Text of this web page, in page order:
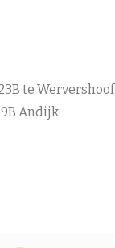
te Wervershoof
Andijk